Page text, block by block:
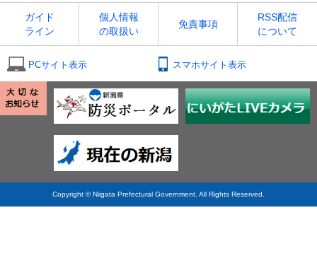
ガイド
ライン
個人情報
の取扱い
免責事項
RSS配信
について
PCサイト表示 スマホサイト表示
Copyright © Niigata Prefectural Government. All Rights Reserved.